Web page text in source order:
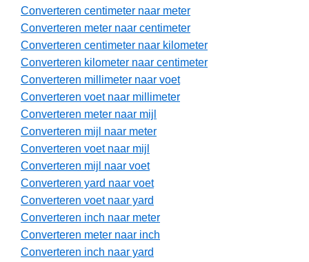
Converteren centimeter naar meter
Converteren meter naar centimeter
Converteren centimeter naar kilometer
Converteren kilometer naar centimeter
Converteren millimeter naar voet
Converteren voet naar millimeter
Converteren meter naar mijl
Converteren mijl naar meter
Converteren voet naar mijl
Converteren mijl naar voet
Converteren yard naar voet
Converteren voet naar yard
Converteren inch naar meter
Converteren meter naar inch
Converteren inch naar yard